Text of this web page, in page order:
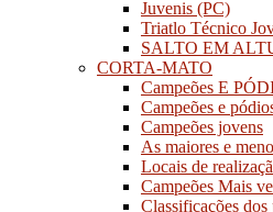
Juvenis (PC)
Triatlo Técnico
SALTO EM
CORTA-MATO
Campeões E
Campeões e
Campeões jovens
As maiores e
Locais de
Campeões Mais
Classificações